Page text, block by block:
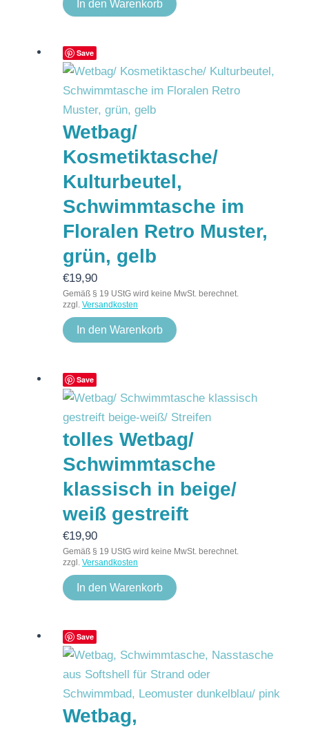
In den Warenkorb
Save
Wetbag/
Kosmetiktasche/
Kulturbeutel,
Schwimmtasche im
Floralen Retro Muster,
grün, gelb
€19,90
Gemäß § 19 UStG wird keine MwSt. berechnet.
zzgl. Versandkosten
In den Warenkorb
Save
tolles Wetbag/
Schwimmtasche
klassisch in beige/
weiß gestreift
€19,90
Gemäß § 19 UStG wird keine MwSt. berechnet.
zzgl. Versandkosten
In den Warenkorb
Save
Wetbag,